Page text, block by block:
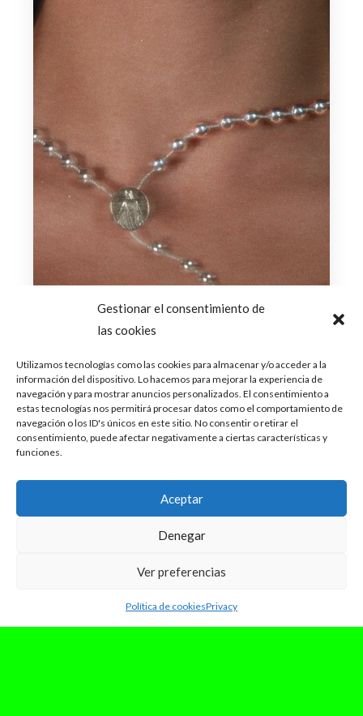
Gestionar el consentimiento de
las cookies
Utilizamos tecnologías como las cookies para almacenar y/o acceder a la
información del dispositivo. Lo hacemos para mejorar la experiencia de
navegación y para mostrar anuncios personalizados. El consentimiento a
estas tecnologías nos permitirá procesar datos como el comportamiento de
navegación o los ID's únicos en este sitio. No consentir o retirar el
consentimiento, puede afectar negativamente a ciertas características y
funciones.
Aceptar
Denegar
Ver preferencias
Política de cookiesPrivacy